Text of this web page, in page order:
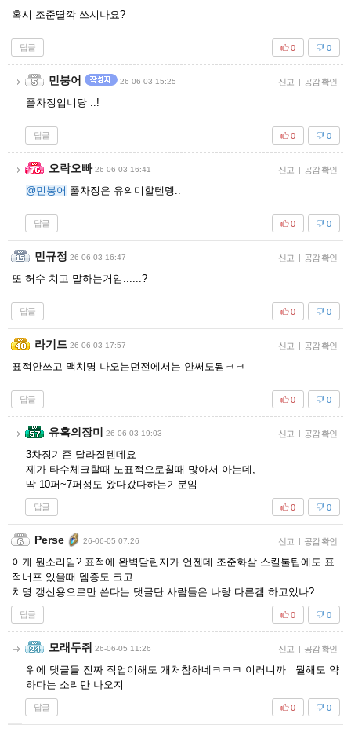
혹시 조준딸깍 쓰시나요?
답글 0
0
민붕어 26-06-03 15:25 신고 | 공감 확인
풀차징입니당 ..!
답글 0
0
오락오빠 26-06-03 16:41 신고 | 공감 확인
@민붕어 풀차징은 유의미할텐뎅..
답글 0
0
민규정 26-06-03 16:47 신고 | 공감 확인
또 허수 치고 말하는거임......?
답글 0
0
라기드 26-06-03 17:57 신고 | 공감 확인
표적안쓰고 맥치명 나오는던전에서는 안써도됨ㅋㅋ
답글 0
0
유혹의장미 26-06-03 19:03 신고 | 공감 확인
3차징기준 달라질텐데요
제가 타수체크할때 노표적으로칠때 많아서 아는데,
딱 10퍼~7퍼정도 왔다갔다하는기분임
답글 0
0
Perse 26-06-05 07:26 신고 | 공감 확인
이게 뭔소리임? 표적에 완벽달린지가 언젠데 조준화살 스킬툴팁에도 표
적버프 있을때 뎀증도 크고
치명 갱신용으로만 쓴다는 댓글단 사람들은 나랑 다른겜 하고있나?
답글 0
0
모래두쥐 26-06-05 11:26 신고 | 공감 확인
위에 댓글들 진짜 직업이해도 개처참하네ㅋㅋㅋ 이러니까 뭘해도 약
하다는 소리만 나오지
답글 0
0